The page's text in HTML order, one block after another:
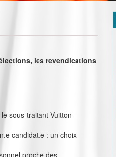
les revendications
sous-traitant Vuitton
candidat.e : un choix
proche des